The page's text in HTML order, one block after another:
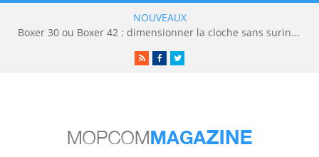
NOUVEAUX
Boxer 30 ou Boxer 42 : dimensionner la cloche sans surinvestir
RSSFacebookTwitter